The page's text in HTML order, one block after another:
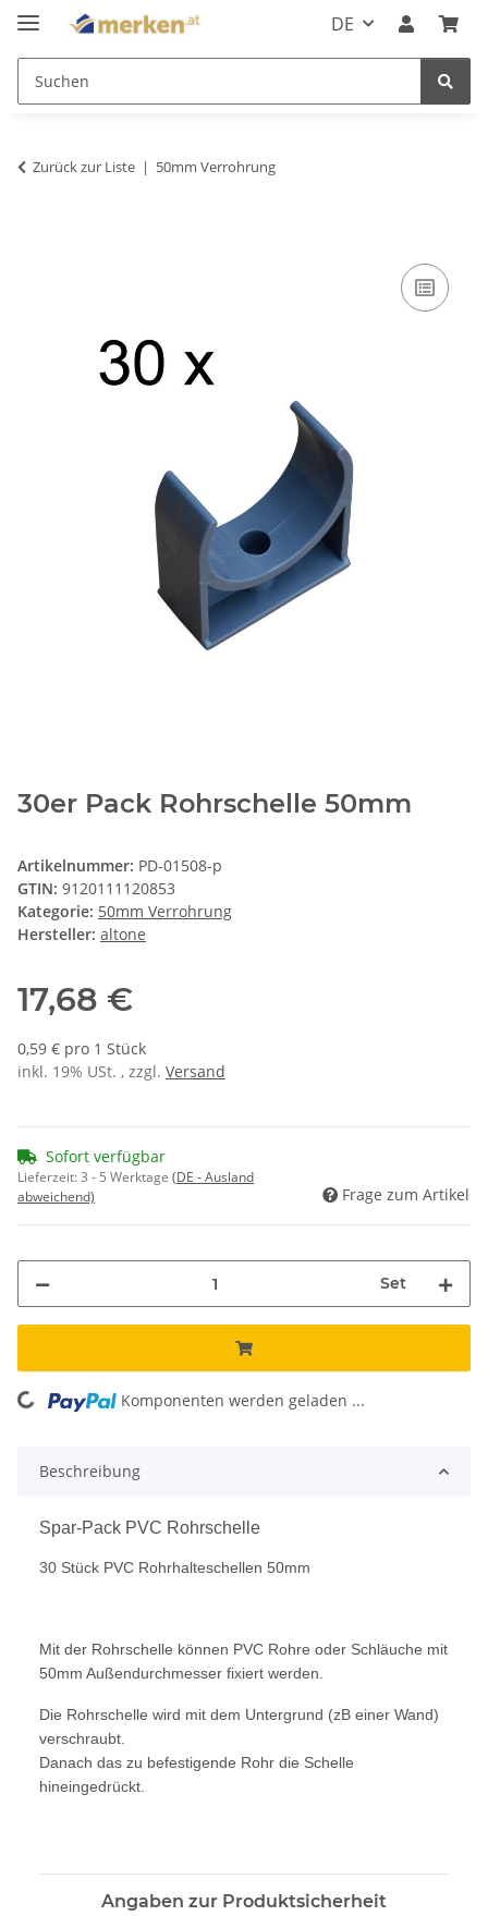
DE
Zurück zur Liste 50mm Verrohrung
30er Pack Rohrschelle 50mm
Artikelnummer: PD-01508-p
GTIN: 9120111120853
Kategorie: 50mm Verrohrung
Hersteller: altone
17,68 €
0,59 € pro 1 Stück
inkl. 19% USt. , zzgl. Versand
Sofort verfügbar
Lieferzeit:3 - 5 Werktage (DE - Ausland
abweichend)
Frage zum Artikel
Set
Loading... Komponenten werden geladen ...
Beschreibung
Spar-Pack PVC Rohrschelle
30 Stück PVC Rohrhalteschellen 50mm
Mit der Rohrschelle können PVC Rohre oder Schläuche mit
50mm Außendurchmesser fixiert werden.
Die Rohrschelle wird mit dem Untergrund (zB einer Wand)
verschraubt.
Danach das zu befestigende Rohr die Schelle
hineingedrückt.
Angaben zur Produktsicherheit